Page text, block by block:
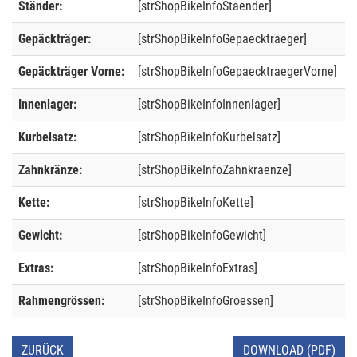
Ständer: [strShopBikeInfoStaender]
Gepäckträger: [strShopBikeInfoGepaecktraeger]
Gepäckträger Vorne: [strShopBikeInfoGepaecktraegerVorne]
Innenlager: [strShopBikeInfoInnenlager]
Kurbelsatz: [strShopBikeInfoKurbelsatz]
Zahnkränze: [strShopBikeInfoZahnkraenze]
Kette: [strShopBikeInfoKette]
Gewicht: [strShopBikeInfoGewicht]
Extras: [strShopBikeInfoExtras]
Rahmengrössen: [strShopBikeInfoGroessen]
ZURÜCK DOWNLOAD (PDF)